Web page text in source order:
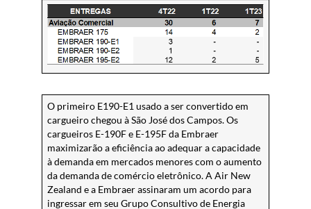
O primeiro E190-E1 usado a ser convertido em
cargueiro chegou à São José dos Campos. Os
cargueiros E-190F e E-195F da Embraer
maximizarão a eficiência ao adequar a capacidade
à demanda em mercados menores com o aumento
da demanda de comércio eletrônico. A Air New
Zealand e a Embraer assinaram um acordo para
ingressar em seu Grupo Consultivo de Energia